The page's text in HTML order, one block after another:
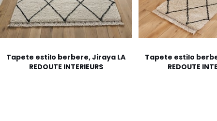
Tapete estilo berbere, Jiraya LA
REDOUTE INTERIEURS
Tapete estilo
REDOUTE